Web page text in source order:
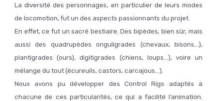
La diversité des personnages, en particulier de leurs modes
de locomotion, fut un des aspects passionnants du projet.
En effet, ce fut un sacré bestiaire. Des bipèdes, bien sûr, mais
aussi des quadrupèdes onguligrades (chevaux, bisons…),
plantigrades (ours), digitigrades (chiens, loups…), voire un
mélange du tout (écureuils, castors, carcajous…).
Nous avons pu développer des Control Rigs adaptés à
chacune de ces particularités, ce qui a facilité l’animation.